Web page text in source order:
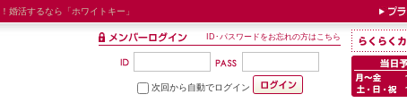
婚活するなら「ホワイトキー」
ID･パスワードをお忘れの方はこちら
次回から自動でログイン